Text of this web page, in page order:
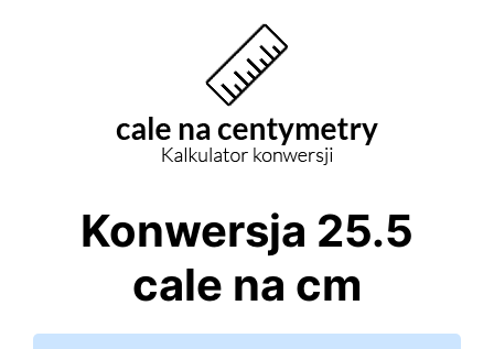
Konwersja 25.5
cale na cm